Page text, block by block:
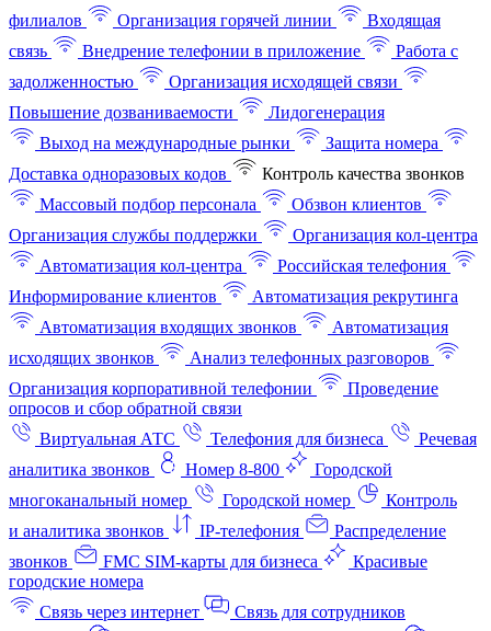
филиалов
Организация горячей линии
Входящая
связь
Внедрение телефонии в приложение
Работа с
задолженностью
Организация исходящей связи
Повышение дозваниваемости
Лидогенерация
Выход на международные рынки
Защита номера
Доставка одноразовых кодов
Контроль качества звонков
Массовый подбор персонала
Обзвон клиентов
Организация службы поддержки
Организация кол-центра
Автоматизация кол-центра
Российская телефония
Информирование клиентов
Автоматизация рекрутинга
Автоматизация входящих звонков
Автоматизация
исходящих звонков
Анализ телефонных разговоров
Организация корпоративной телефонии
Проведение
опросов и сбор обратной связи
Виртуальная АТС
Телефония для бизнеса
Речевая
аналитика звонков
Номер 8-800
Городской
многоканальный номер
Городской номер
Контроль
и аналитика звонков
IP-телефония
Распределение
звонков
FMC SIM-карты для бизнеса
Красивые
городские номера
Связь через интернет
Связь для сотрудников